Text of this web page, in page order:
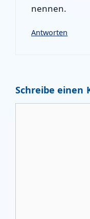
nennen.
Antworten
Schreibe einen